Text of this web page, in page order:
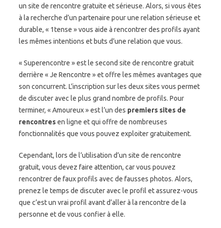
un site de rencontre gratuite et sérieuse. Alors, si vous êtes
à la recherche d’un partenaire pour une relation sérieuse et
durable, « 1tense » vous aide à rencontrer des profils ayant
les mêmes intentions et buts d’une relation que vous.
« Superencontre » est le second site de rencontre gratuit
derrière « Je Rencontre » et offre les mêmes avantages que
son concurrent. L’inscription sur les deux sites vous permet
de discuter avec le plus grand nombre de profils. Pour
terminer, « Amoureux » est l’un des premiers sites de
rencontresen ligne et qui offre de nombreuses
fonctionnalités que vous pouvez exploiter gratuitement.
Cependant, lors de l’utilisation d’un site de rencontre
gratuit, vous devez faire attention, car vous pouvez
rencontrer de faux profils avec de fausses photos. Alors,
prenez le temps de discuter avec le profil et assurez-vous
que c’est un vrai profil avant d’aller à la rencontre de la
personne et de vous confier à elle.